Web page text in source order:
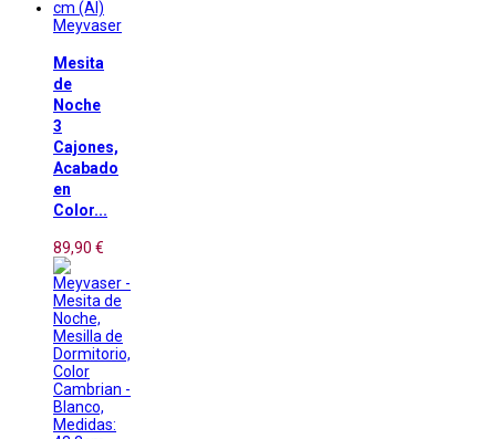
Meyvaser
Mesita
de
Noche
3
Cajones,
Acabado
en
Color...
89,90 €